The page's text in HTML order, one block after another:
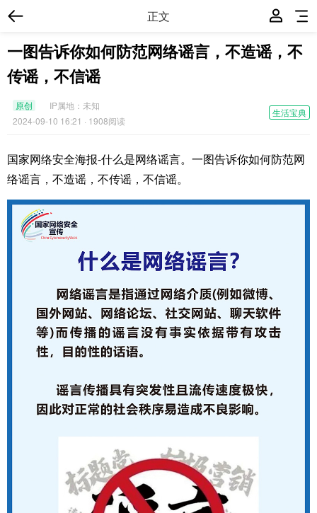
正文
一图告诉你如何防范网络谣言，不造谣，不
传谣，不信谣
生活宝典
原创 IP属地： 未知
2024-09-10 16:21 · 1908阅读
国家网络安全海报-什么是网络谣言。一图告诉你如何防范网
络谣言，不造谣，不传谣，不信谣。